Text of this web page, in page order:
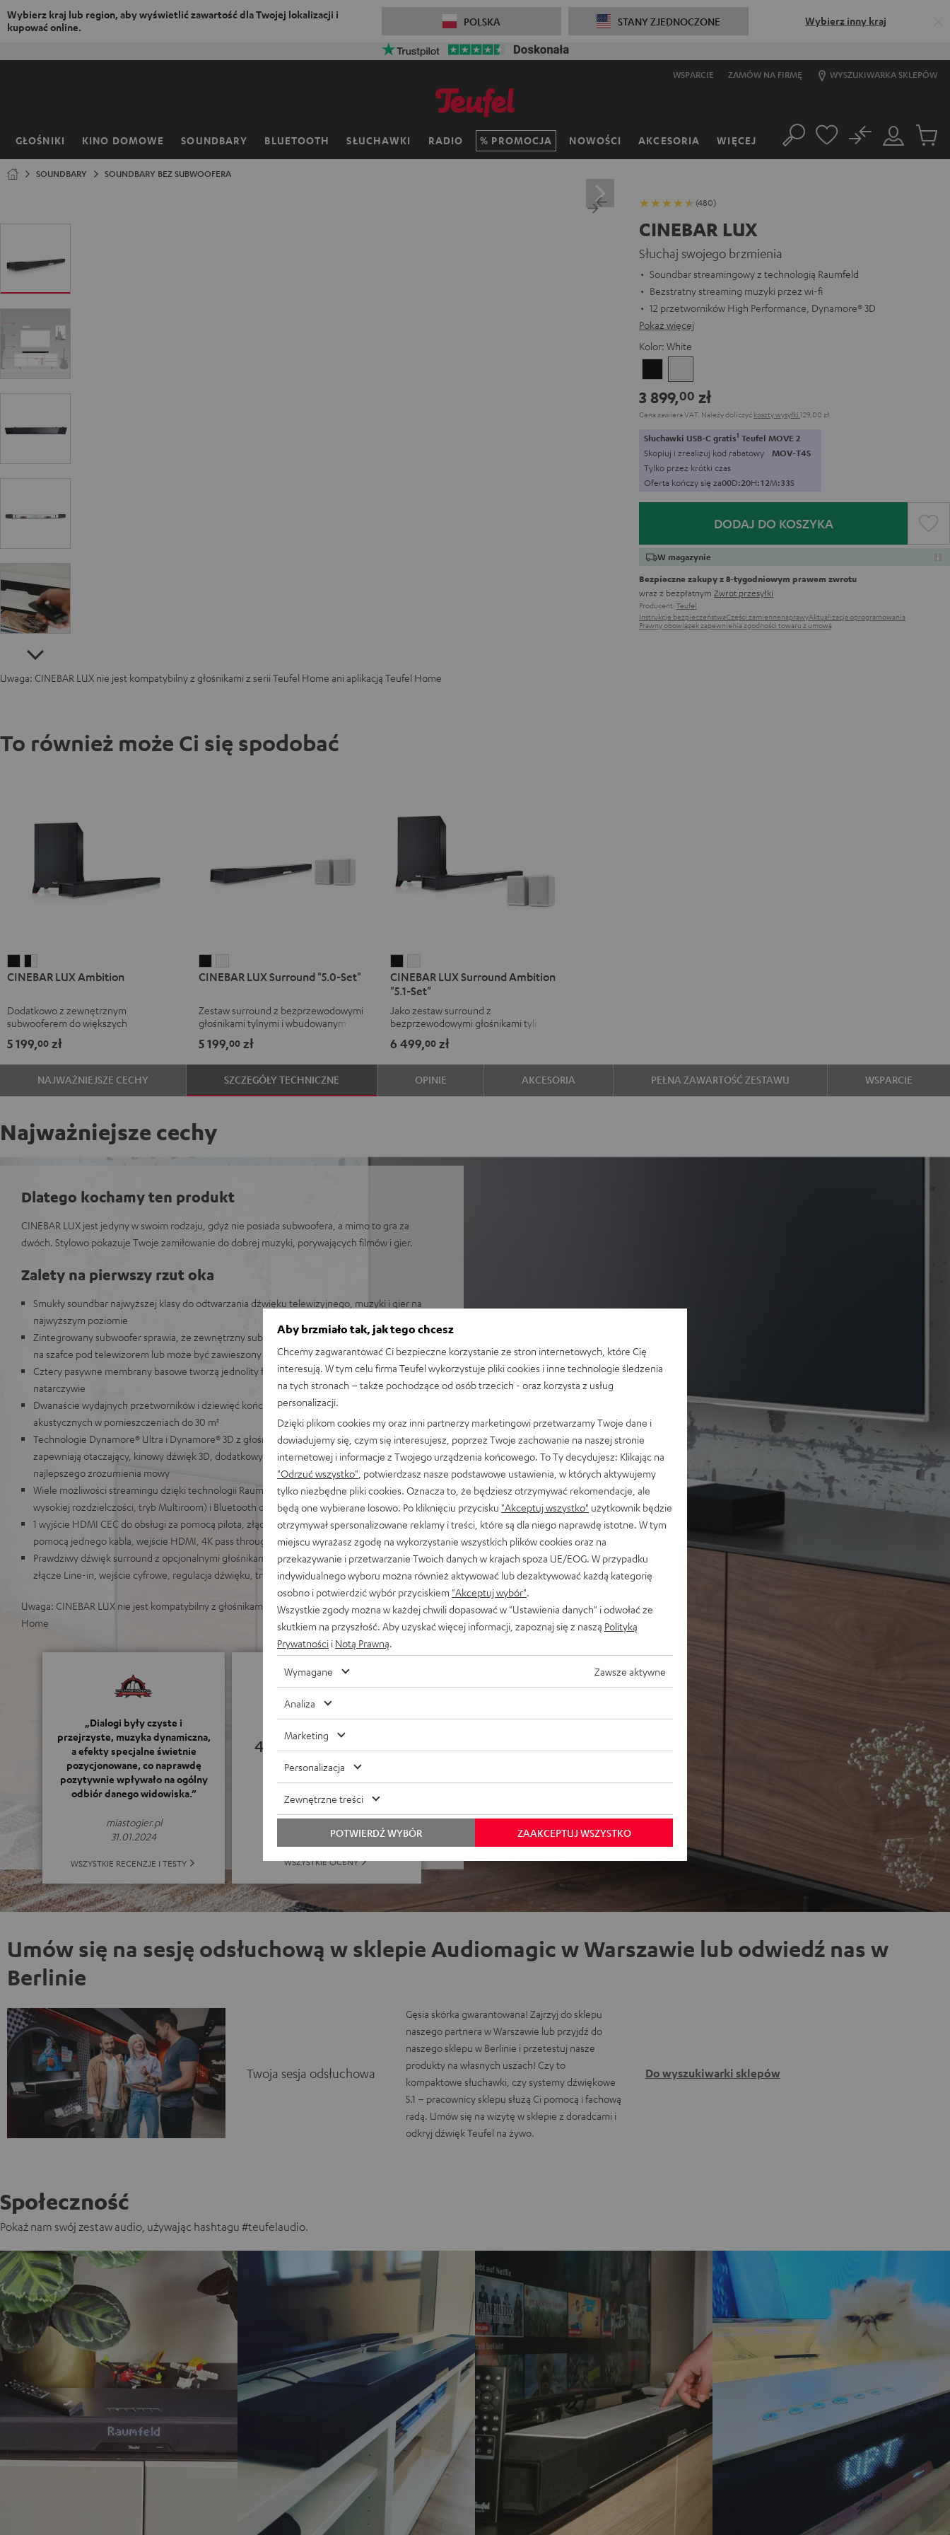
Wybierz kraj lub region, aby wyświetlić zawartość dla Twojej lokalizacji i
kupować online.
POLSKA STANY ZJEDNOCZONE Wybierz inny kraj
WSPARCIE ZAMÓW NA FIRMĘ WYSZUKIWARKA SKLEPÓW
GŁOŚNIKI KINO DOMOWE SOUNDBARY BLUETOOTH SŁUCHAWKI RADIO PROMOCJA NOWOŚCI AKCESORIA WIĘCEJ
Strona
Szukaj
Moje
konto
No
SOUNDBARY SOUNDBARY BEZ SUBWOOFERA
(480)
CINEBAR LUX
Słuchaj swojego brzmienia
Soundbar streamingowy z technologią Raumfeld
Bezstratny streaming muzyki przez wi-fi
12 przetworników High Performance, Dynamore® 3D
Pokaż więcej
Kolor: White
3 899,00 zł
Cena zawiera VAT. Należy doliczyć koszty wysyłki 129,00 zł
Słuchawki USB-C gratis1 Teufel MOVE 2
Skopiuj i zrealizuj kod rabatowy MOV-T4S
Tylko przez krótki czas
Oferta kończy się za00D:20H:12M:32S
DODAJ DO KOSZYKA
W magazynie
Bezpieczne zakupy z 8‑tygodniowym prawem zwrotu
wraz z bezpłatnym Zwrot przesyłki
Producent: Teufel
Instrukcje bezpieczeństwaCzęści zamiennenaprawyAktualizacja oprogramowania
Prawny obowiązek zapewnienia zgodności towaru z umową
Uwaga: CINEBAR LUX nie jest kompatybilny z głośnikami z serii Teufel Home ani aplikacją Teufel Home
To również może Ci się spodobać
LUX
Black
LUX
Black/White
CINEBAR LUX Ambition
Dodatkowo z zewnętrznym
subwooferem do większych
pomieszczeń
5 199,00 zł
LUX
"5.0-
Set"
Black
LUX
"5.0-
Set"
White
CINEBAR LUX Surround "5.0-Set"
Zestaw surround z bezprzewodowymi
głośnikami tylnymi i wbudowanym
subwooferem
5 199,00zł
LUX
Surround
Ambition
"5.1-
Set"
Black
LUX
Surround
Ambition
"5.1-
Set"
White
CINEBAR LUX Surround Ambition
"5.1-Set"
Jako zestaw surround z
bezprzewodowymi głośnikami tylnymi
6 499,00zł
NAJWAŻNIEJSZE CECHY SZCZEGÓŁY TECHNICZNE OPINIE AKCESORIA PEŁNA ZAWARTOŚĆ ZESTAWU WSPARCIE
Najważniejsze cechy
Dlatego kochamy ten produkt
CINEBAR LUX jest jedyny w swoim rodzaju, gdyż nie posiada subwoofera, a mimo to gra za
dwóch. Stylowo pokazuje Twoje zamiłowanie do dobrej muzyki, porywających filmów i gier.
Zalety na pierwszy rzut oka
Smukły soundbar najwyższej klasy do odtwarzania dźwięku telewizyjnego, muzyki i gier na
najwyższym poziomie
Zintegrowany subwoofer sprawia, że zewnętrzny subwoofer jest zbędny, soundbar zmieści się
na szafce pod telewizorem lub może być zawieszony na ścianie
Cztery pasywne membrany basowe tworzą jednolity fundament basowy, który nie brzmi
natarczywie
Dwanaście wydajnych przetworników i dziewięć końcówek mocy dla wysokich poziomów
akustycznych w pomieszczeniach do 30 m²
Technologie Dynamore® Ultra i Dynamore® 3D z głośnikami upward-firing i side-firing
zapewniają otaczający, kinowy dźwięk 3D, dodatkowy głośnik centralny dla możliwie
najlepszego zrozumienia mowy
Wiele możliwości streamingu dzięki technologii Raumfeld (bezstratny streaming, dźwięk o
wysokiej rozdzielczości, tryb Multiroom) i Bluetooth oraz Spotify (również Spotify Free)
1 wyjście HDMI CEC do obsługi za pomocą pilota, złącze ARC do podłączenia do telewizora za
pomocą jednego kabla, wejście HDMI, 4K pass through, złącze dla opcjonalnego subwoofera
Prawdziwy dźwięk surround z opcjonalnymi głośnikami EFFEKT, zintegrowany uchwyt ścienny,
złącze Line-in, wejście cyfrowe, regulacja dźwięku, tryb nocny
Uwaga: CINEBAR LUX nie jest kompatybilny z głośnikami z serii Teufel Home ani aplikacją Teufel
Home
„Dialogi były czyste i
przejrzyste, muzyka dynamiczna,
a efekty specjalne świetnie
pozycjonowane, co naprawdę
pozytywnie wpływało na ogólny
odbiór danego widowiska.”
miastogier.pl
31.01.2024
WSZYSTKIE RECENZJE I TESTY
4.66
WSZYSTKIE OCENY
Umów się na sesję odsłuchową w sklepie Audiomagic w Warszawie lub odwiedź nas w
Berlinie
Twoja sesja odsłuchowa
Gęsia skórka gwarantowana! Zajrzyj do sklepu
naszego partnera w Warszawie lub przyjdź do
naszego sklepu w Berlinie i przetestuj nasze
produkty na własnych uszach! Czy to
kompaktowe słuchawki, czy systemy dźwiękowe
5.1 – pracownicy sklepu służą Ci pomocą i fachową
radą. Umów się na wizytę w sklepie z doradcami i
odkryj dźwięk Teufel na żywo.
Do wyszukiwarki sklepów
Społeczność
Pokaż nam swój zestaw audio, używając hashtagu #teufelaudio.
Aby brzmiało tak, jak tego chcesz
Chcemy zagwarantować Ci bezpieczne korzystanie ze stron internetowych, które Cię
interesują. W tym celu firma Teufel wykorzystuje pliki cookies i inne technologie śledzenia
na tych stronach – także pochodzące od osób trzecich - oraz korzysta z usług
personalizacji.
Dzięki plikom cookies my oraz inni partnerzy marketingowi przetwarzamy Twoje dane i
dowiadujemy się, czym się interesujesz, poprzez Twoje zachowanie na naszej stronie
internetowej i informacje z Twojego urządzenia końcowego. To Ty decydujesz: Klikając na
"Odrzuć wszystko" , potwierdzasz nasze podstawowe ustawienia, w których aktywujemy
tylko niezbędne pliki cookies. Oznacza to, że będziesz otrzymywać rekomendacje, ale
będą one wybierane losowo. Po kliknięciu przycisku "Akceptuj wszystko" użytkownik będzie
otrzymywał spersonalizowane reklamy i treści, które są dla niego naprawdę istotne. W tym
miejscu wyrażasz zgodę na wykorzystanie wszystkich plików cookies oraz na
przekazywanie i przetwarzanie Twoich danych w krajach spoza UE/EOG. W przypadku
indywidualnego wyboru można również aktywować lub dezaktywować każdą kategorię
osobno i potwierdzić wybór przyciskiem "Akceptuj wybór"
Wszystkie zgody można w każdej chwili dopasować w "Ustawienia danych" i odwołać ze
skutkiem na przyszłość. Aby uzyskać więcej informacji, zapoznaj się z naszą Polityką
Prywatności i Notą Prawną
Wymagane Zawsze aktywne
Analiza
Marketing
Personalizacja
Zewnętrzne treści
ZAAKCEPTUJ WSZYSTKO
POTWIERDŹ WYBÓR